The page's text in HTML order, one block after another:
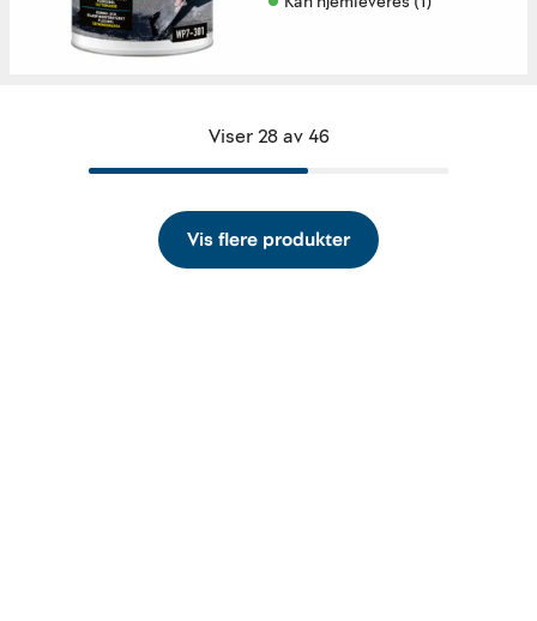
Viser 28 av 46
Vis flere produkter